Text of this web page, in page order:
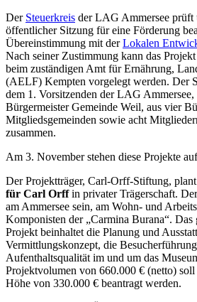
Der Steuerkreis der LAG Ammersee prüft
öffentlicher Sitzung für eine Förderung
Übereinstimmung mit derLokalen
Nach seiner Zustimmung kann das
beim zuständigen Amt für Ernährung,
(AELF) Kempten vorgelegt werden. Der
dem 1. Vorsitzenden der LAG
Bürgermeister Gemeinde Weil, aus vier
Mitgliedsgemeinden sowie acht
zusammen.
Am 3. November stehen diese Projekte
Der Projektträger, Carl-Orff-Stiftung,
für Carl Orffin privater Trägerschaft.
am Ammersee sein, am Wohn- und
Komponisten der „Carmina Burana“.
Projekt beinhaltet die Planung und
Vermittlungskonzept, die
Aufenthaltsqualität im und um das
Projektvolumen von 660.000 € (netto) soll
Höhe von 330.000 € beantragt werden.